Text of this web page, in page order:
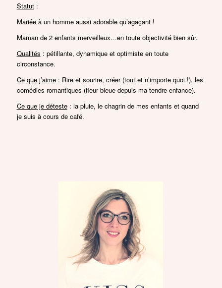
Statut:
Mariée à un homme aussi adorable qu’agaçant !
Maman de 2 enfants merveilleux…en toute objectivité bien sûr.
Qualités : pétillante, dynamique et optimiste en toute
circonstance.
Ce que j’aime: Rire et sourire, créer (tout et n’importe quoi !), les
comédies romantiques (fleur bleue depuis ma tendre enfance).
Ce que je déteste: la pluie, le chagrin de mes enfants et quand
je suis à cours de café.